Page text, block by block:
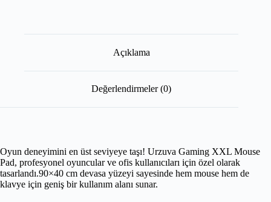
Açıklama
Değerlendirmeler (0)
Oyun deneyimini en üst seviyeye taşı! Urzuva Gaming XXL Mouse
Pad, profesyonel oyuncular ve ofis kullanıcıları için özel olarak
tasarlandı.90×40 cm devasa yüzeyi sayesinde hem mouse hem de
klavye için geniş bir kullanım alanı sunar.